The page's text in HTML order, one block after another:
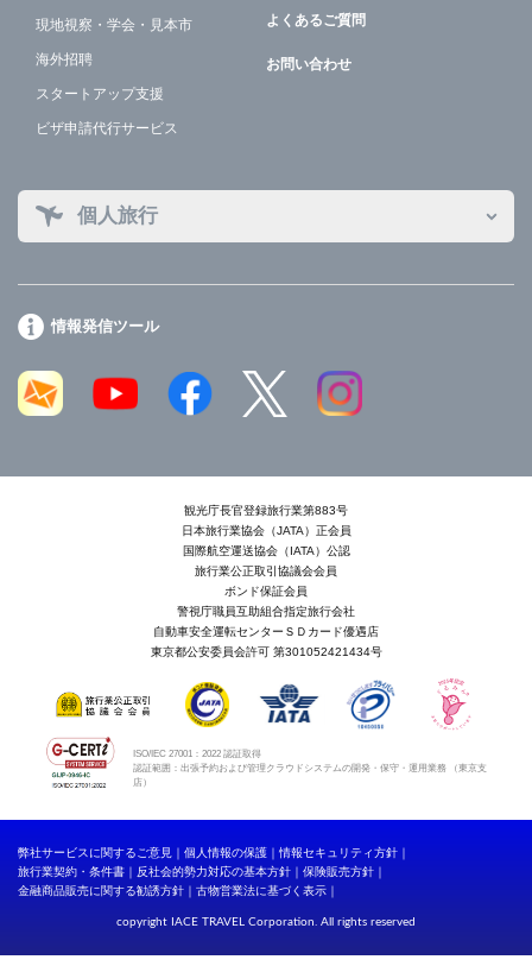
現地視察・学会・見本市
海外招聘
スタートアップ支援
ビザ申請代行サービス
よくあるご質問
お問い合わせ
個人旅行
情報発信ツール
観光庁長官登録旅行業第883号
日本旅行業協会（JATA）正会員
国際航空運送協会（IATA）公認
旅行業公正取引協議会会員
ボンド保証会員
警視庁職員互助組合指定旅行会社
自動車安全運転センターＳＤカード優遇店
東京都公安委員会許可 第301052421434号
ISO/IEC 27001：2022 認証取得
認証範囲：出張予約および管理クラウドシステムの開発・保守・運用業務 （東京支
店）
弊社サービスに関するご意見 個人情報の保護
情報セキュリティ方針
旅行業契約・条件書
反社会的勢力対応の基本方針
保険販売方針
金融商品販売に関する勧誘方針
古物営業法に基づく表示
copyright IACE TRAVEL Corporation. All rights reserved